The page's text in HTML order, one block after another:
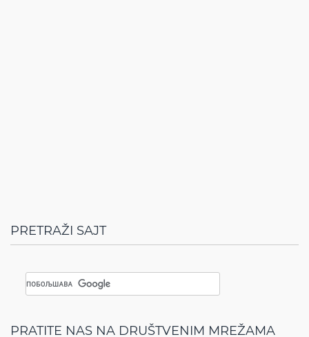
PRETRAŽI SAJT
PRATITE NAS NA DRUŠTVENIM MREŽAMA